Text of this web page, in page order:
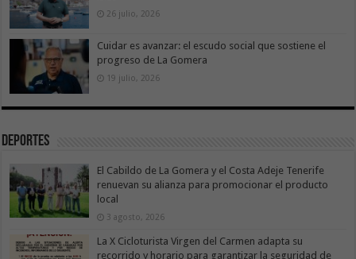
26 julio, 2026
Cuidar es avanzar: el escudo social que sostiene el
progreso de La Gomera
19 julio, 2026
Deportes
El Cabildo de La Gomera y el Costa Adeje Tenerife
renuevan su alianza para promocionar el producto
local
3 agosto, 2026
La X Cicloturista Virgen del Carmen adapta su
recorrido y horario para garantizar la seguridad de